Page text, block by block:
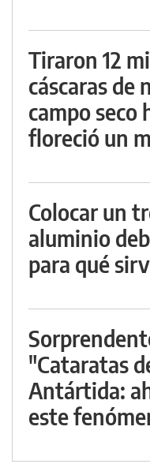
Tiraron 12
cáscaras de
campo seco
floreció un
Colocar un
aluminio
para qué
"Cataratas
Antártida:
este